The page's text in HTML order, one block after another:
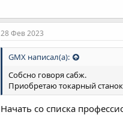
28 Фев 2023
GMX написал(а):
Собсно говоря сабж.
Приобретаю токарный
Начать со списка